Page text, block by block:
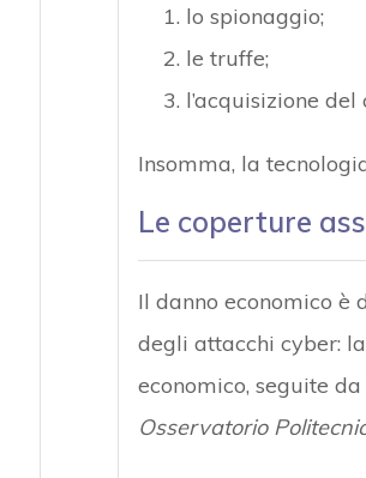
lo spionaggio;
le truffe;
l’acquisizione
Insomma, la
Le coperture
Il danno economico è
degli attacchi cyber:
economico, seguite
Osservatorio